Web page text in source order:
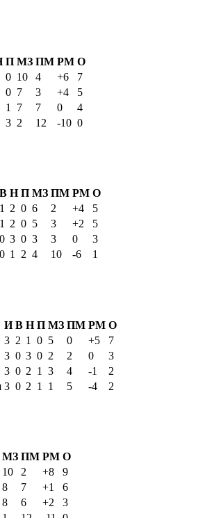
П МЗ ПМ РМ О
0 10 4 +6
7
0 7 3 +4
5
1 7 7 0
4
3 2 12 -10 0
В Н П МЗ ПМ РМ О
1 2 0 6 2 +4
5
1 2 0 5 3 +2
5
0 3 0 3 3 0
3
0 1 2 4 10 -6
1
И В Н П МЗ ПМ РМ О
3 2 1 0 5 0 +5
7
3 0 3 0 2 2 0
3
3 0 2 1 3 4 -1
2
3 0 2 1 1 5 -4
2
МЗ ПМ РМ О
10 2 +8
9
8 7 +1
6
8 6 +2
3